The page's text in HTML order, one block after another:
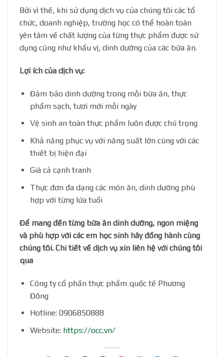
Bởi vì thế, khi sử dụng dịch vụ của chúng tôi các tổ
chức, doanh nghiệp, trường học có thể hoàn toàn
yên tâm về chất lượng của từng thực phẩm được sử
dụng cũng như khẩu vị, dinh dưỡng của các bữa ăn.
Lợi ích của dịch vụ:
Đảm bảo dinh dưỡng trong mỗi bữa ăn, thực
phẩm sạch, tươi mới mỗi ngày
Vệ sinh an toàn thực phẩm luôn được chú trọng
Khả năng phục vụ với năng suất lớn cùng với các
thiết bị hiện đại
Giá cả cạnh tranh
Thực đơn đa dạng các món ăn, dinh dưỡng phù
hợp với từng lứa tuổi
Để mang đến từng bữa ăn dinh dưỡng, ngon miệng
và phù hợp với các em học sinh hãy đồng hành cùng
chúng tôi. Chi tiết về dịch vụ xin liên hệ với chúng tôi
qua
Công ty cổ phần thực phẩm quốc tế Phương
Đông
Hotline: 0906850888
Website: https://occ.vn/